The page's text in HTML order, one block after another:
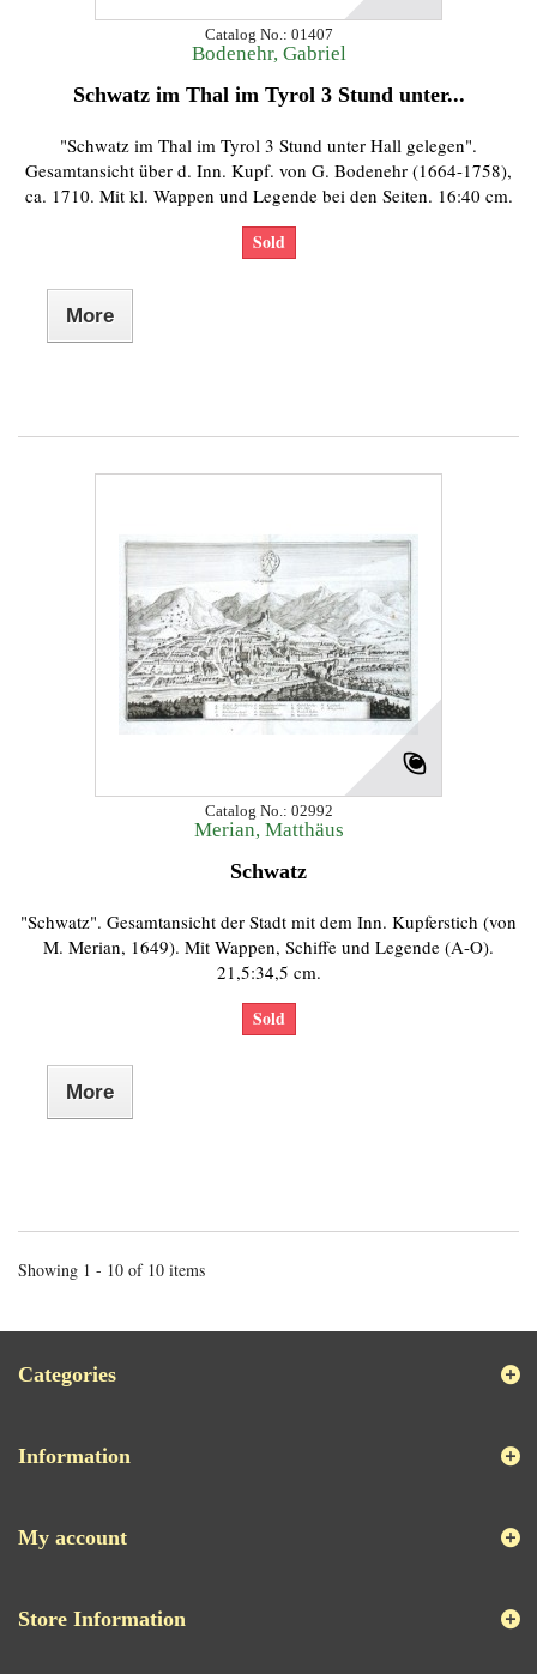
Catalog No.: 01407
Bodenehr, Gabriel
Schwatz im Thal im Tyrol 3 Stund unter...
"Schwatz im Thal im Tyrol 3 Stund unter Hall gelegen".
Gesamtansicht über d. Inn. Kupf. von G. Bodenehr (1664-1758),
ca. 1710. Mit kl. Wappen und Legende bei den Seiten. 16:40 cm.
Sold
More
Catalog No.: 02992
Merian, Matthäus
Schwatz
"Schwatz". Gesamtansicht der Stadt mit dem Inn. Kupferstich (von
M. Merian, 1649). Mit Wappen, Schiffe und Legende (A-O).
21,5:34,5 cm.
Sold
More
Showing 1 - 10 of 10 items
Categories
Information
My account
Store Information